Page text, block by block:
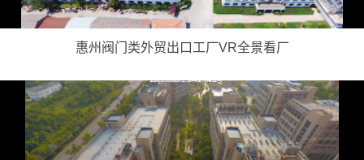
惠州阀门类外贸出口工厂VR全景看厂